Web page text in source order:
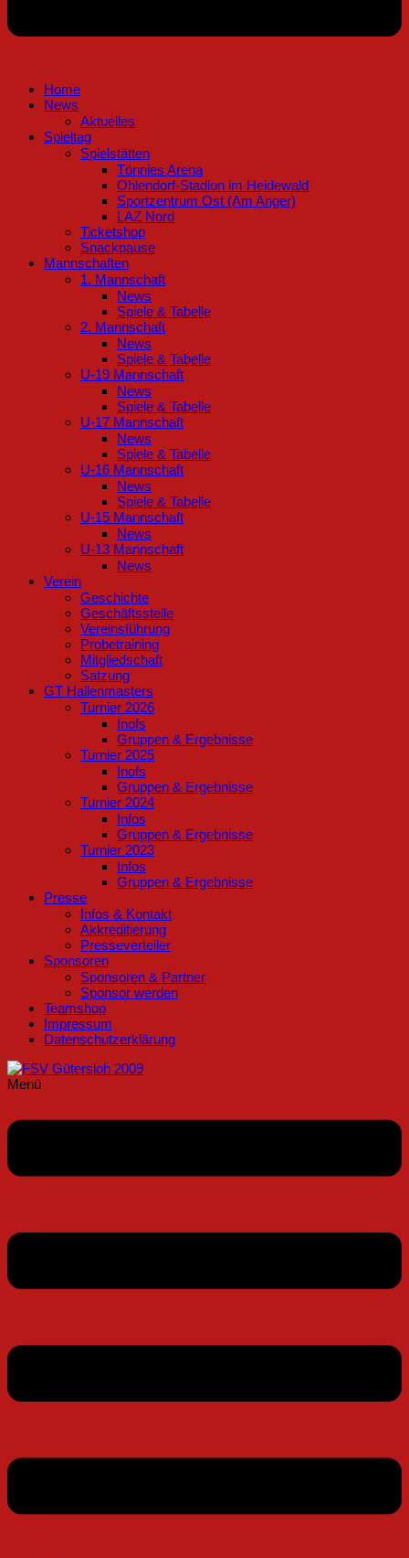
Home
News
Aktuelles
Spieltag
Spielstätten
Tönnies Arena
Ohlendorf-Stadion im Heidewald
Sportzentrum Ost (Am Anger)
LAZ Nord
Ticketshop
Snackpause
Mannschaften
1. Mannschaft
News
Spiele & Tabelle
2. Mannschaft
News
Spiele & Tabelle
U-19 Mannschaft
News
Spiele & Tabelle
U-17 Mannschaft
News
Spiele & Tabelle
U-16 Mannschaft
News
Spiele & Tabelle
U-15 Mannschaft
News
U-13 Mannschaft
News
Verein
Geschichte
Geschäftsstelle
Vereinsführung
Probetraining
Mitgliedschaft
Satzung
GT Hallenmasters
Turnier 2026
Inofs
Gruppen & Ergebnisse
Turnier 2025
Inofs
Gruppen & Ergebnisse
Turnier 2024
Infos
Gruppen & Ergebnisse
Turnier 2023
Infos
Gruppen & Ergebnisse
Presse
Infos & Kontakt
Akkreditierung
Presseverteiler
Sponsoren
Sponsoren & Partner
Sponsor werden
Teamshop
Impressum
Datenschutzerklärung
Menü